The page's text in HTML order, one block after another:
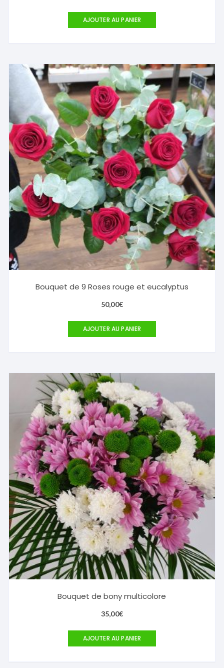
AJOUTER AU PANIER
Bouquet de 9 Roses rouge et eucalyptus
50,00€
AJOUTER AU PANIER
Bouquet de bony multicolore
35,00€
AJOUTER AU PANIER